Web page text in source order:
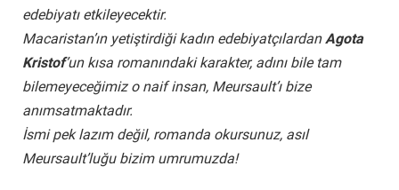
edebiyatı etkileyecektir.
Macaristan’ın yetiştirdiği kadın edebiyatçılardanAgota
Kristof’un kısa romanındaki karakter, adını bile tam
bilemeyeceğimiz o naif insan, Meursault’ı bize
anımsatmaktadır.
İsmi pek lazım değil, romanda okursunuz, asıl
Meursault’luğu bizim umrumuzda!